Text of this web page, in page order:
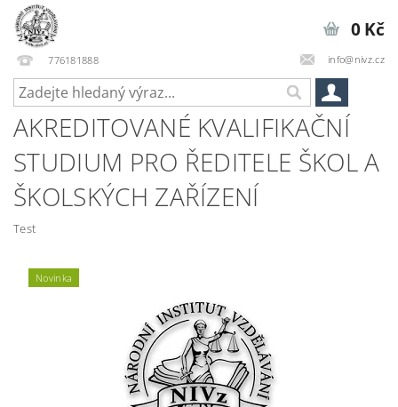
776181888 info@nivz.cz
0 Kč
AKREDITOVANÉ KVALIFIKAČNÍ
STUDIUM PRO ŘEDITELE ŠKOL A
ŠKOLSKÝCH ZAŘÍZENÍ
Test
Novinka